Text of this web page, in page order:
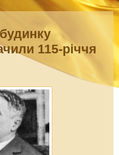
115-річчя